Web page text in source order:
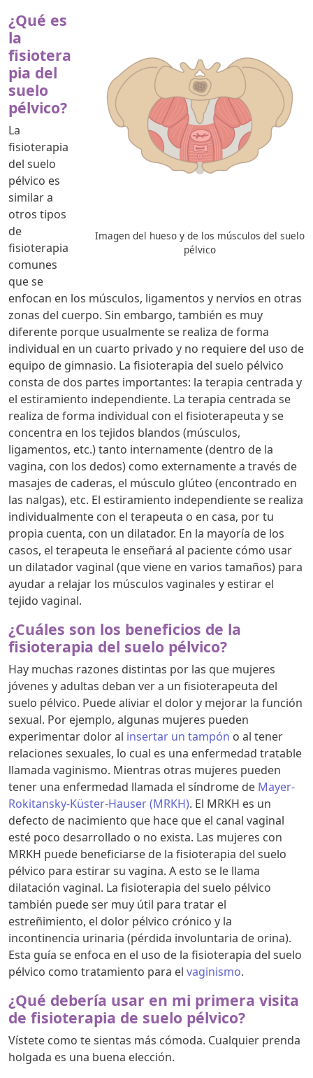
Imagen del hueso y de los músculos del suelo
pélvico
¿Qué es
la
fisiotera
pia del
suelo
pélvico?
La
fisioterapia
del suelo
pélvico es
similar a
otros tipos
de
fisioterapia
comunes
que se
enfocan en los músculos, ligamentos y nervios en otras
zonas del cuerpo. Sin embargo, también es muy
diferente porque usualmente se realiza de forma
individual en un cuarto privado y no requiere del uso de
equipo de gimnasio. La fisioterapia del suelo pélvico
consta de dos partes importantes: la terapia centrada y
el estiramiento independiente. La terapia centrada se
realiza de forma individual con el fisioterapeuta y se
concentra en los tejidos blandos (músculos,
ligamentos, etc.) tanto internamente (dentro de la
vagina, con los dedos) como externamente a través de
masajes de caderas, el músculo glúteo (encontrado en
las nalgas), etc. El estiramiento independiente se realiza
individualmente con el terapeuta o en casa, por tu
propia cuenta, con un dilatador. En la mayoría de los
casos, el terapeuta le enseñará al paciente cómo usar
un dilatador vaginal (que viene en varios tamaños) para
ayudar a relajar los músculos vaginales y estirar el
tejido vaginal.
¿Cuáles son los beneficios de la
fisioterapia del suelo pélvico?
Hay muchas razones distintas por las que mujeres
jóvenes y adultas deban ver a un fisioterapeuta del
suelo pélvico. Puede aliviar el dolor y mejorar la función
sexual. Por ejemplo, algunas mujeres pueden
experimentar dolor al insertar un tampón o al tener
relaciones sexuales, lo cual es una enfermedad tratable
llamada vaginismo. Mientras otras mujeres pueden
tener una enfermedad llamada el síndrome de Mayer-
Rokitansky-Küster-Hauser (MRKH). El MRKH es un
defecto de nacimiento que hace que el canal vaginal
esté poco desarrollado o no exista. Las mujeres con
MRKH puede beneficiarse de la fisioterapia del suelo
pélvico para estirar su vagina. A esto se le llama
dilatación vaginal. La fisioterapia del suelo pélvico
también puede ser muy útil para tratar el
estreñimiento, el dolor pélvico crónico y la
incontinencia urinaria (pérdida involuntaria de orina).
Esta guía se enfoca en el uso de la fisioterapia del suelo
pélvico como tratamiento para el vaginismo.
¿Qué debería usar en mi primera visita
de fisioterapia de suelo pélvico?
Vístete como te sientas más cómoda. Cualquier prenda
holgada es una buena elección.